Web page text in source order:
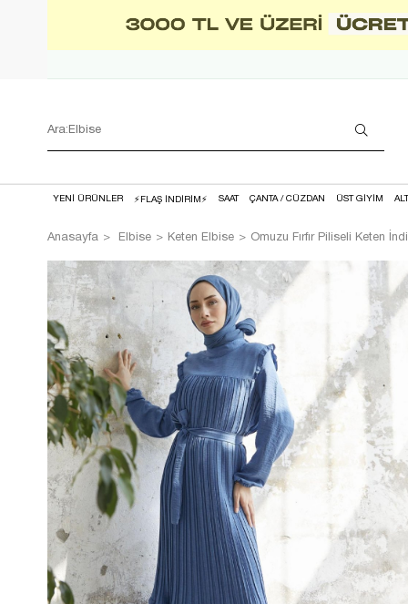
YENİ ÜRÜNLER ⚡FLAŞ İNDİRİM⚡ SAAT ÇANTA / CÜZDAN ÜST GİYİM
Anasayfa Elbise Keten Elbise Omuzu Fırfır Piliseli Keten